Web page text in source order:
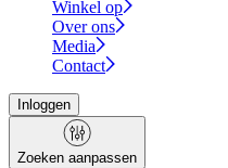
Winkel op
Over ons
Media
Contact
Inloggen
Zoeken aanpassen